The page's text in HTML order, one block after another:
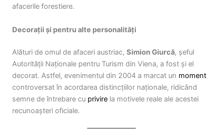
afacerile forestiere.
Decorații și pentru alte personalități
Alături de omul de afaceri austriac, Simion Giurcă, șeful
Autorității Naționale pentru Turism din Viena, a fost și el
decorat. Astfel, evenimentul din 2004 a marcat un moment
controversat în acordarea distincțiilor naționale, ridicând
semne de întrebare cu privire la motivele reale ale acestei
recunoașteri oficiale.